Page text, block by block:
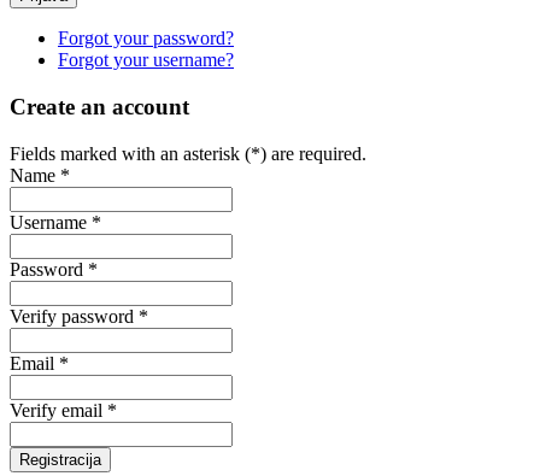
Forgot your password?
Forgot your username?
Create an account
Fields marked with an asterisk (*) are required.
Name *
Username *
Password *
Verify password *
Email *
Verify email *
Registracija